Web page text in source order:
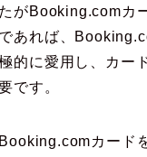
がBooking.comカ
あれば、
的に愛用し、カー
です。
カード